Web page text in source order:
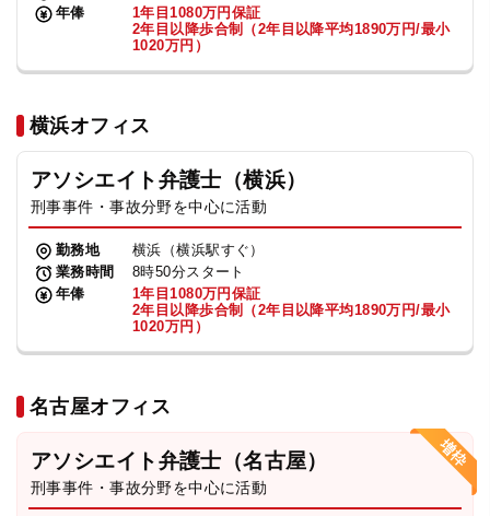
年俸
1年目1080万円保証
2年目以降歩合制（2年目以降平均1890万円/最小
1020万円）
横浜オフィス
アソシエイト弁護士（横浜）
刑事事件・事故分野を中心に活動
勤務地
横浜（横浜駅すぐ）
業務時間
8時50分スタート
年俸
1年目1080万円保証
2年目以降歩合制（2年目以降平均1890万円/最小
1020万円）
名古屋オフィス
アソシエイト弁護士（名古屋）
刑事事件・事故分野を中心に活動